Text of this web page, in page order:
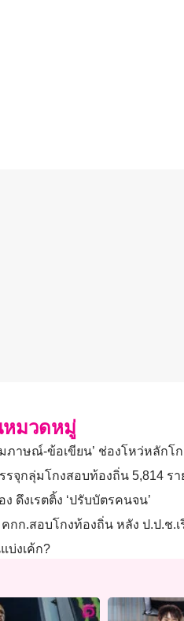
หมวดหมู่
มภาษณ์-ข้อเขียน’ ช่องโหว่หลักโ
รจุกลุ่มโกงสอบท้องถิ่น 5,814 รา
ง ดึงเรตติ้ง ‘ปรับบัตรคนจน’
คกก.สอบโกงท้องถิ่น หลัง ป.ป.ช.
บ่งเค้ก?